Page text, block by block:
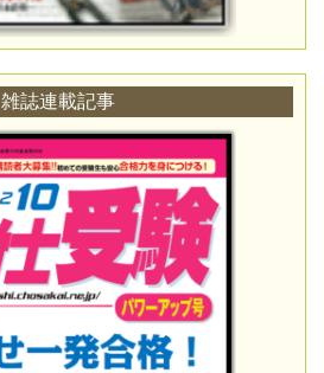
雑誌連載記事